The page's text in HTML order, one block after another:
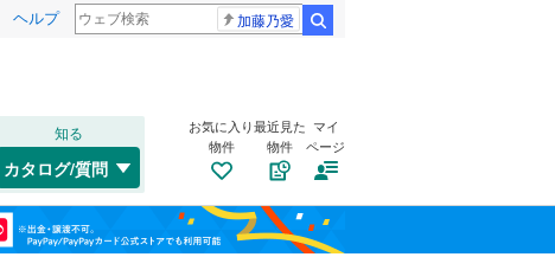
ヘルプ 加藤乃愛
知る
カタログ/質問
お気に入り
物件
最近見た
物件
マイ
ページ
福島
千歳線(0)
日高本線(0)
宗谷本線(0)